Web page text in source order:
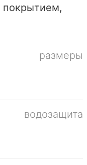
покрытием,
размеры
водозащита